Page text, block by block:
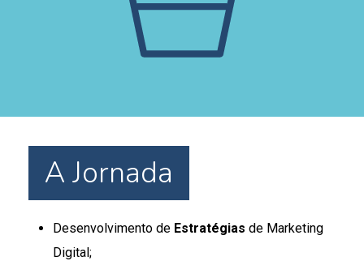
A Jornada
Desenvolvimento de Estratégias de Marketing
Digital;